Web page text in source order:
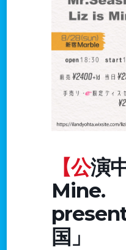
【公演中止】Liz is
Mine.
国」